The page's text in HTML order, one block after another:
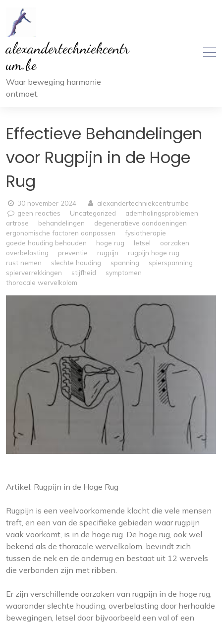
inhoud
alexandertechniekcentr
um.be
Waar beweging harmonie
ontmoet.
Effectieve Behandelingen
voor Rugpijn in de Hoge
Rug
30 november 2024
alexandertechniekcentrumbe
geen reacties
Uncategorized
ademhalingsproblemen
artrose
behandelingen
degeneratieve aandoeningen
ergonomische factoren aanpassen
fysiotherapie
goede houding behouden
hoge rug letsel
oorzaken
overbelasting
preventie rugpijn
rugpijn hoge rug
rust nemen
slechte houding spanning
spierspanning
spierverrekkingen
stijfheid
symptomen
thoracale wervelkolom
Artikel: Rugpijn in de Hoge Rug
Rugpijn is een veelvoorkomende klacht die vele mensen
treft, en een van de specifieke gebieden waar rugpijn
vaak voorkomt, is in de hoge rug. De hoge rug, ook wel
bekend als de thoracale wervelkolom, bevindt zich
tussen de nek en de onderrug en bestaat uit 12 wervels
die verbonden zijn met ribben.
Er zijn verschillende oorzaken van rugpijn in de hoge rug,
waaronder slechte houding, overbelasting door herhaalde
bewegingen, letsel door bijvoorbeeld een val of een